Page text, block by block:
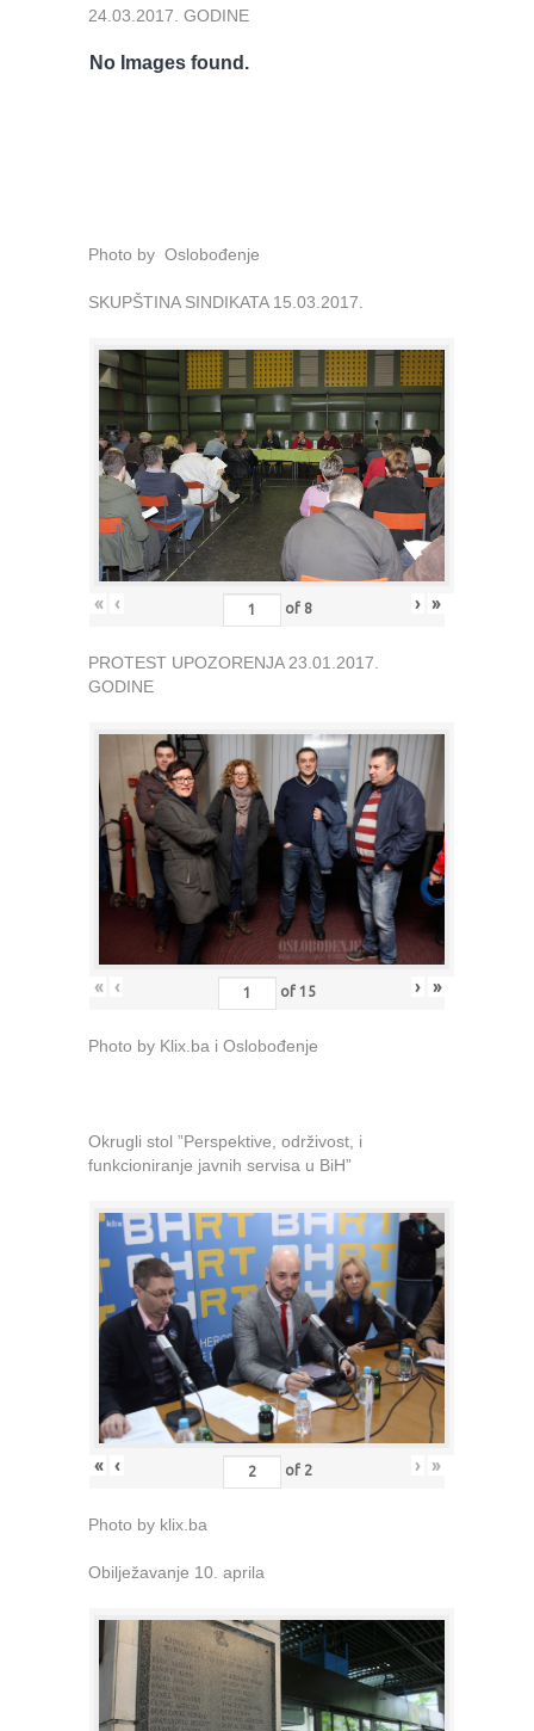
24.03.2017. GODINE
No Images found.
Photo by Oslobođenje
SKUPŠTINA SINDIKATA 15.03.2017.
« ‹ of 8 › »
PROTEST UPOZORENJA 23.01.2017.
GODINE
« ‹ of 15 › »
Photo by Klix.ba i Oslobođenje
Okrugli stol ”Perspektive, održivost, i
funkcioniranje javnih servisa u BiH”
« ‹ of 2 › »
Photo by klix.ba
Obilježavanje 10. aprila